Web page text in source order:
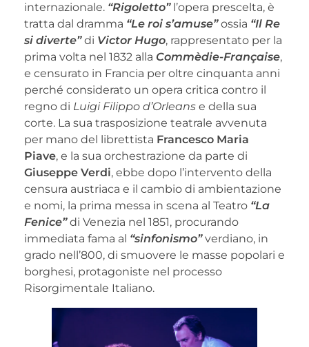
internazionale. “Rigoletto”l’opera prescelta, è
tratta dal dramma “Le roi s’amuse”ossia “Il Re
si diverte”di Victor Hugo, rappresentato per la
prima volta nel 1832 alla Commèdie-Française,
e censurato in Francia per oltre cinquanta anni
perché considerato un opera critica contro il
regno di Luigi Filippo d’Orleans e della sua
corte. La sua trasposizione teatrale avvenuta
per mano del librettista Francesco Maria
Piave, e la sua orchestrazione da parte di
Giuseppe Verdi, ebbe dopo l’intervento della
censura austriaca e il cambio di ambientazione
e nomi, la prima messa in scena al Teatro “La
Fenice”di Venezia nel 1851, procurando
immediata fama al “sinfonismo”verdiano, in
grado nell’800, di smuovere le masse popolari e
borghesi, protagoniste nel processo
Risorgimentale Italiano.